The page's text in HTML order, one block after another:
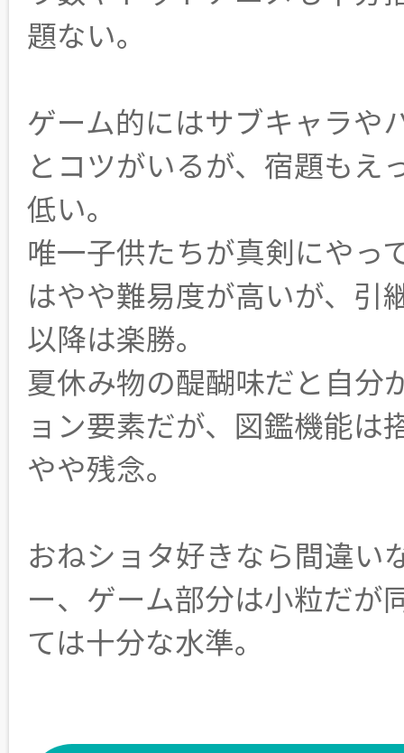
題ない。
ゲーム的にはサブキャラや
とコツがいるが、宿題もえ
低い。
唯一子供たちが真剣にやっ
はやや難易度が高いが、引
以降は楽勝。
夏休み物の醍醐味だと自分
ョン要素だが、図鑑機能は
やや残念。
おねショタ好きなら間違い
ー、ゲーム部分は小粒だが
ては十分な水準。